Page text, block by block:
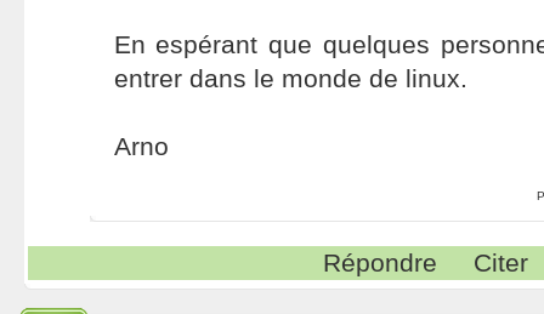
En espérant que quelques
entrer dans le monde de linux.
Arno
Répondre Citer